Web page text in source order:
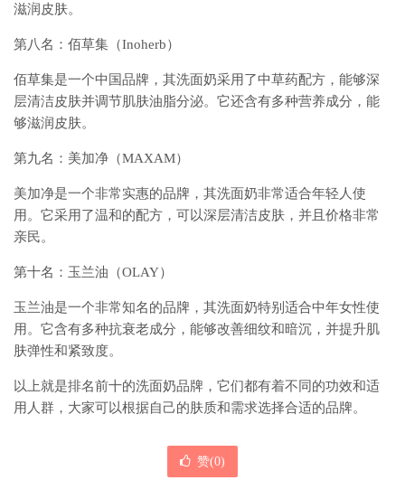
滋润皮肤。
第八名：佰草集（Inoherb）
佰草集是一个中国品牌，其洗面奶采用了中草药配方，能够深
层清洁皮肤并调节肌肤油脂分泌。它还含有多种营养成分，能
够滋润皮肤。
第九名：美加净（MAXAM）
美加净是一个非常实惠的品牌，其洗面奶非常适合年轻人使
用。它采用了温和的配方，可以深层清洁皮肤，并且价格非常
亲民。
第十名：玉兰油（OLAY）
玉兰油是一个非常知名的品牌，其洗面奶特别适合中年女性使
用。它含有多种抗衰老成分，能够改善细纹和暗沉，并提升肌
肤弹性和紧致度。
以上就是排名前十的洗面奶品牌，它们都有着不同的功效和适
用人群，大家可以根据自己的肤质和需求选择合适的品牌。
赞(0)